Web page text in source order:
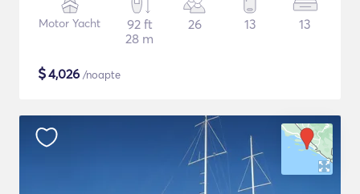
Motor Yacht
92 ft
28 m
26 13 13
$4,026 /noapte